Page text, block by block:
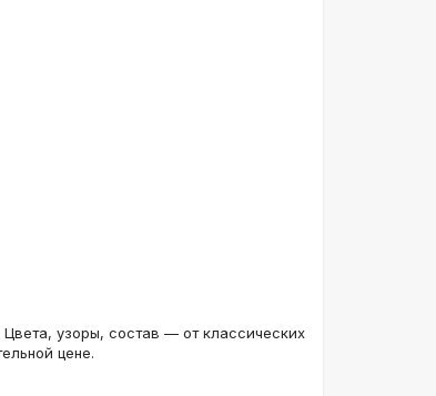
узоры, состав — от классических
цене.